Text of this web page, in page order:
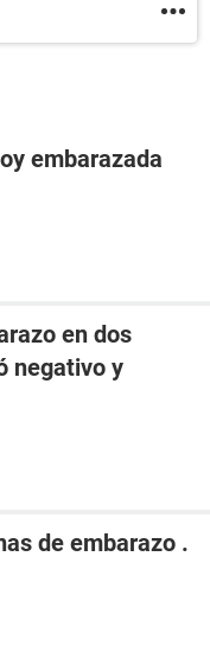
embarazada
en dos
negativo y
de embarazo .